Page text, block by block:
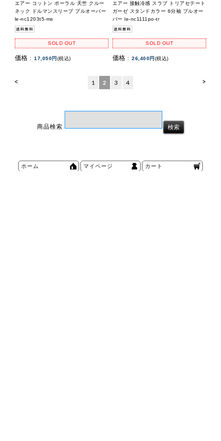
エアー コットン ポーラル 天竺 クルー
ネック ドルマンスリーブ プルオーバー
le-nc1203t5-ms
SOLD OUT
価格 : 17,050円(税込)
エアー 接触冷感 スラブ トリアセテート
ガーゼ スタンドカラー 6分袖 プルオー
バー le-nc1111po-tr
SOLD OUT
価格 : 26,400円(税込)
< >
1 2 3 4
商品検索
ホーム マイページ カート